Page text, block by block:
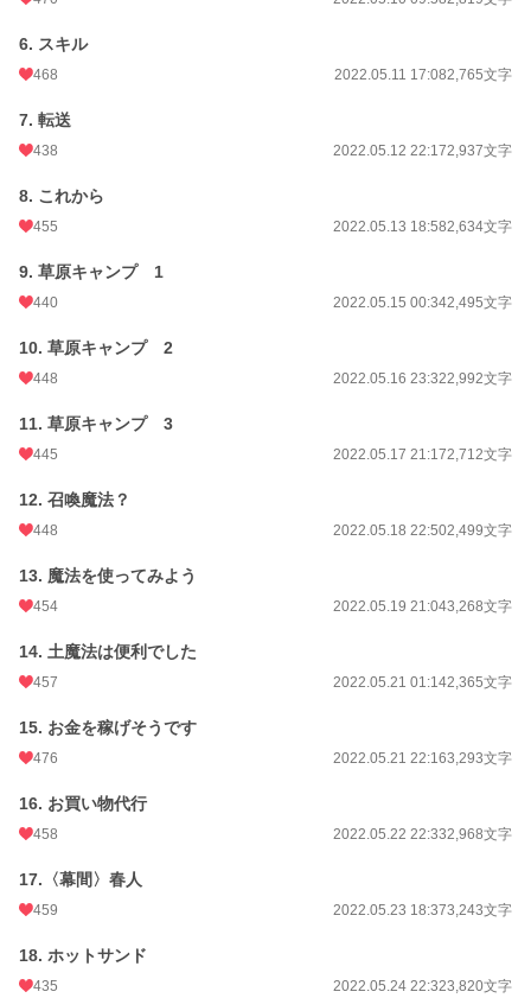
24h.ポイント
文字数
初回公開日時
月間ポイント
累計ポイント
6. スキル
468 2022.05.11 17:082,765文字
7. 転送
438 2022.05.12 22:172,937文字
8. これから
455 2022.05.13 18:582,634文字
9. 草原キャンプ 1
440 2022.05.15 00:342,495文字
10. 草原キャンプ 2
448 2022.05.16 23:322,992文字
11. 草原キャンプ 3
445 2022.05.17 21:172,712文字
12. 召喚魔法？
448 2022.05.18 22:502,499文字
13. 魔法を使ってみよう
454 2022.05.19 21:043,268文字
14. 土魔法は便利でした
457 2022.05.21 01:142,365文字
15. お金を稼げそうです
476 2022.05.21 22:163,293文字
16. お買い物代行
458 2022.05.22 22:332,968文字
17.〈幕間〉春人
459 2022.05.23 18:373,243文字
18. ホットサンド
435 2022.05.24 22:323,820文字